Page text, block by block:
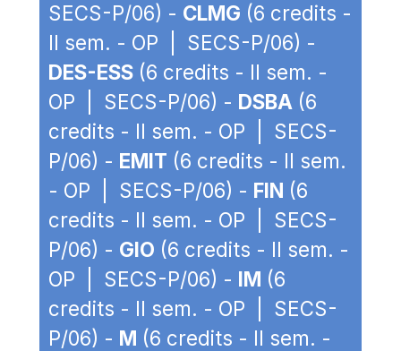
SECS-P/06) - CLMG (6 credits -
II sem. - OP | SECS-P/06) -
DES-ESS (6 credits - II sem. -
OP | SECS-P/06) - DSBA (6
credits - II sem. - OP | SECS-
P/06) - EMIT (6 credits - II sem.
- OP | SECS-P/06) - FIN (6
credits - II sem. - OP | SECS-
P/06) - GIO (6 credits - II sem. -
OP | SECS-P/06) - IM (6
credits - II sem. - OP | SECS-
P/06) - M (6 credits - II sem. -